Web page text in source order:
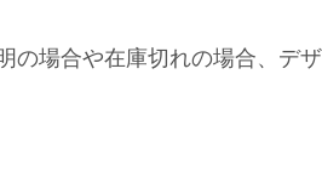
の場合や在庫切れの場合、デ